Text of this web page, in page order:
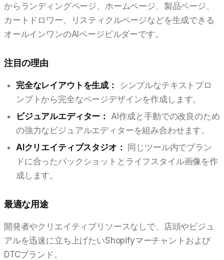
からランディングページ、ホームページ、製品ページ、
カートドロワー、リスティクルページなどを生成できる
オールインワンのAIページビルダーです。
注目の理由
完全なレイアウトを生成：
シンプルなテキストプロ
ンプトから完全なページデザインを作成します。
ビジュアルエディター： AI作成と手動での改良のため
の強力なビジュアルエディターを組み合わせます。
AIクリエイティブスタジオ： 同じツール内でブラン
ドに合ったパックショットとライフスタイル画像を作
成します。
最適な用途
開発者やクリエイティブリソースなしで、店頭やビジュ
アルを迅速に立ち上げたいShopifyマーチャントおよび
DTCブランド。